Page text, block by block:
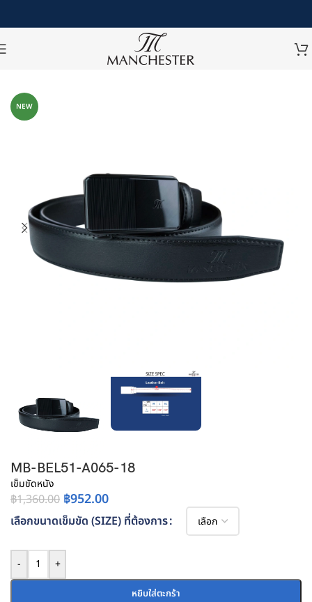
เครื่องแต่งกายอื่นๆ/เข็มขัด/เข็มขัดหนัง
NEW
MB-BEL51-A065-18
เข็มขัดหนัง
฿1,360.00 ฿952.00
เลือกขนาดเข็มขัด (SIZE) ที่ต้องการ
- +
หยิบใส่ตะกร้า